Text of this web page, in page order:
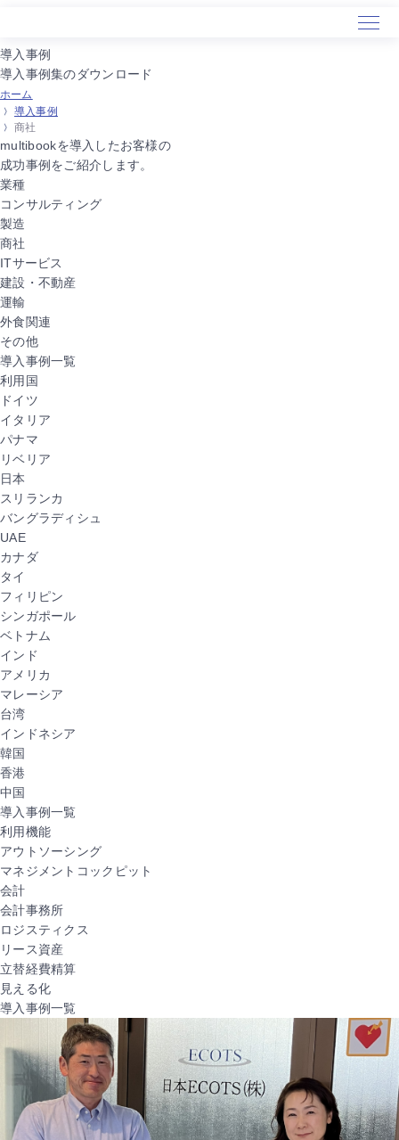
ホーム
サービス
導入事例
セミナー
会社概要
導入事例
導入事例集のダウンロード
ホーム
導入事例
商社
multibookを導入したお客様の
成功事例をご紹介します。
業種
コンサルティング
製造
商社
ITサービス
建設・不動産
運輸
外食関連
その他
導入事例一覧
利用国
ドイツ
イタリア
パナマ
リベリア
日本
スリランカ
バングラディシュ
UAE
カナダ
タイ
フィリピン
シンガポール
ベトナム
インド
アメリカ
マレーシア
台湾
インドネシア
韓国
香港
中国
導入事例一覧
利用機能
アウトソーシング
マネジメントコックピット
会計
会計事務所
ロジスティクス
リース資産
立替経費精算
見える化
導入事例一覧